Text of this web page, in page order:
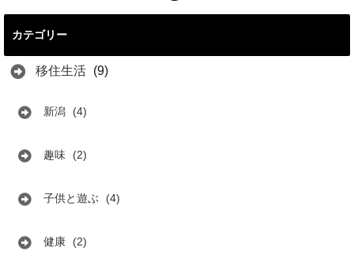
カテゴリー
移住生活 (9)
新潟 (4)
趣味 (2)
子供と遊ぶ (4)
健康 (2)